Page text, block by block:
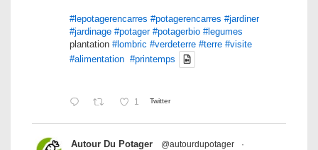
#lepotagerencarres #potagerencarres #jardiner
#jardinage #potager #potagerbio #legumes
plantation #lombric #verdeterre #terre #visite
#alimentation #printemps
1 Twitter
Autour Du Potager @autourdupotager
·